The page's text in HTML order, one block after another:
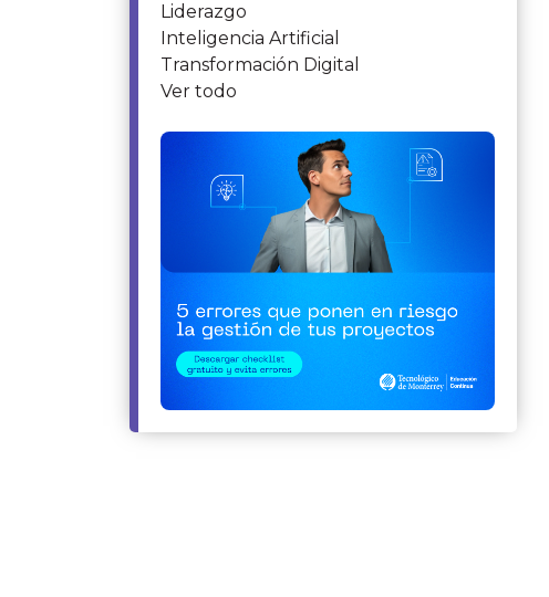
Liderazgo
Inteligencia Artificial
Transformación Digital
Ver todo